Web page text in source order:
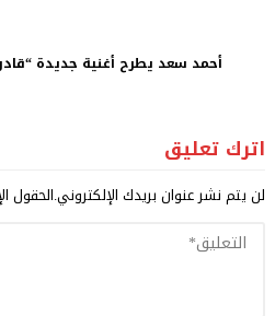
أحمد سعد يطرح أغنية جديدة
اترك تعليق
لن يتم نشر عنوان بريدك الإلكتروني.الحقول